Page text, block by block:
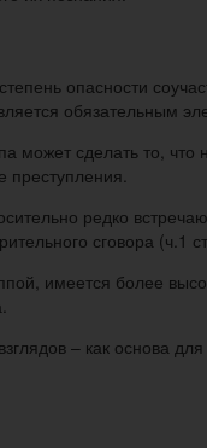
опасности
обязательным
может сделать то,
преступления.
редко
сговора (ч.1
имеется более
– как основа